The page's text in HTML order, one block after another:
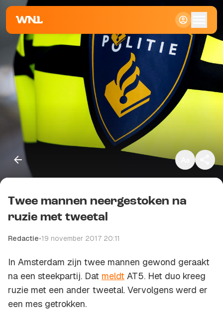
Klein
Standaard
Kopieer link
Twee mannen neergestoken na
ruzie met tweetal
Redactie•19 november 2017 20:11
In Amsterdam zijn twee mannen gewond geraakt
na een steekpartij. Dat meldt AT5. Het duo kreeg
ruzie met een ander tweetal. Vervolgens werd er
een mes getrokken.